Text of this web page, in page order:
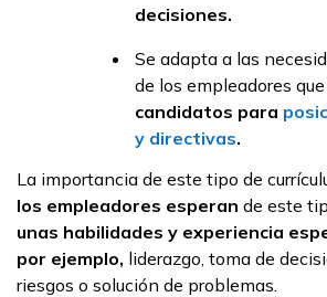
decisiones.
Se adapta a las
de los empleadores
candidatos para
y directivas.
La importancia de este tipo de
los empleadores esperan de este
unas habilidades y experiencia
por ejemplo, liderazgo, toma de
riesgos o solución de problemas.